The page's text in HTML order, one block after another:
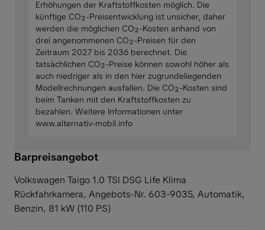
Erhöhungen der Kraftstoffkosten möglich. Die
künftige CO₂-Preisentwicklung ist unsicher, daher
werden die möglichen CO₂-Kosten anhand von
drei angenommenen CO₂-Preisen für den
Zeitraum 2027 bis 2036 berechnet. Die
tatsächlichen CO₂-Preise können sowohl höher als
auch niedriger als in den hier zugrundeliegenden
Modellrechnungen ausfallen. Die CO₂-Kosten sind
beim Tanken mit den Kraftstoffkosten zu
bezahlen. Weitere Informationen unter
www.alternativ-mobil.info
Barpreisangebot
Volkswagen Taigo 1.0 TSI DSG Life Klima
Rückfahrkamera, Angebots-Nr. 603-9035, Automatik,
Benzin, 81 kW (110 PS)